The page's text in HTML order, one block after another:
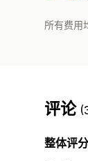
所有费用
评论
整体评分